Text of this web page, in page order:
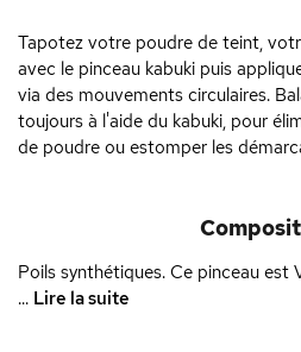
Tapotez votre poudre de teint,
avec le pinceau kabuki puis
via des mouvements circulaires.
toujours à l'aide du kabuki, pour
de poudre ou estomper les
Poils synthétiques. Ce pinceau est
... Lire la suite